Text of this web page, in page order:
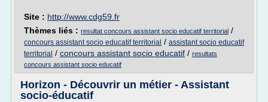
Site : http://www.cdg59.fr
Thèmes liés : resultat concours assistant socio educatif territorial /
concours assistant socio educatif territorial / assistant socio educatif
territorial / concours assistant socio educatif / resultats
concours assistant socio educatif
Horizon - Découvrir un métier - Assistant
socio-éducatif